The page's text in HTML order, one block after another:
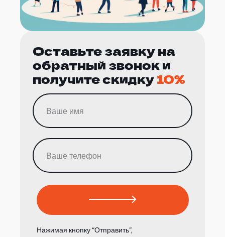
Оставьте заявку на
обратный звонок и
получите скидку10%
Нажимая кнопку “Отправить”,